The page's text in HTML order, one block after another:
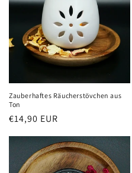
Zauberhaftes Räucherstövchen aus
Ton
Normaler
€14,90 EUR